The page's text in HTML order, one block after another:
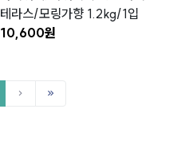
테라스/모링가향 1.2kg/1입
10,600원